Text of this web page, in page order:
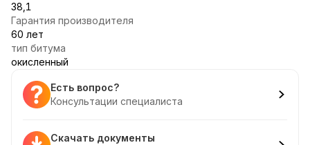
38,1
Гарантия производителя
60 лет
тип битума
окисленный
Есть вопрос?
Консультации специалиста
Скачать документы